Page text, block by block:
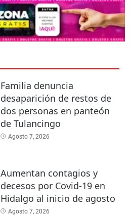
Familia denuncia
desaparición de restos de
dos personas en panteón
de Tulancingo
Agosto 7, 2026
Aumentan contagios y
decesos por Covid-19 en
Hidalgo al inicio de agosto
Agosto 7, 2026